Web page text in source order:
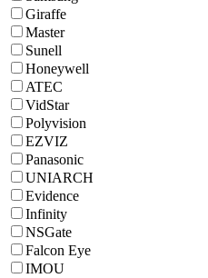
Giraffe
Master
Sunell
Honeywell
ATEC
VidStar
Polyvision
EZVIZ
Panasonic
UNIARCH
Evidence
Infinity
NSGate
Falcon Eye
IMOU